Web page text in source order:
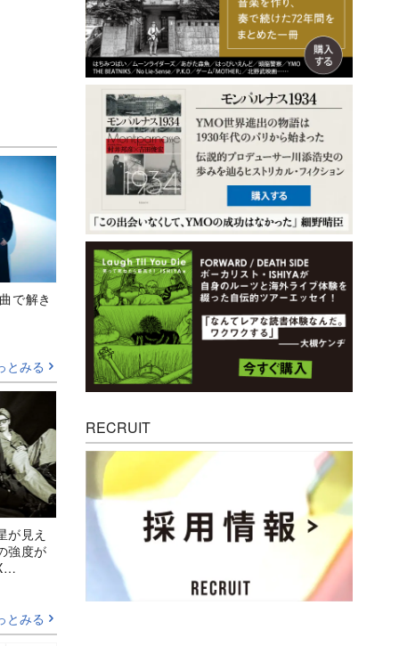
で解き
とみる
が見え
強度が
とみる
RECRUIT